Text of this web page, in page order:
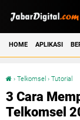
HOME APLIKASI
› Telkomsel › Tutorial
3 Cara
Telkomsel